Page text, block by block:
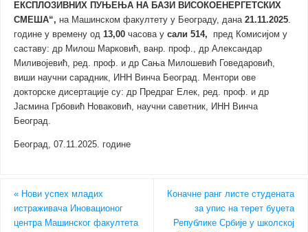
ЕКСПЛОЗИВНИХ ПУЊЕЊА НА БАЗИ ВИСОКОЕНЕРГЕТСКИХ
СМЕША“, на Машинском факултету у Београду, дана 21.11.2025.
године у времену од 13,00часова у сали 514,
пред Комисијом у
саставу: др Милош Марковић, ванр. проф., др Александар
Миливојевић, ред. проф. и др Сања Милошевић Говедаровић,
виши научни сарадник, ИНН Винча Београд. Ментори ове
докторске дисертације су: др Предраг Елек, ред. проф. и др
Јасмина Грбовић Новаковић, научни саветник, ИНН Винча
Београд.
Београд, 07.11.2025. године
«Нови успех младих
истраживача Иновационог
центра Машинског факултета
Коначне ранг листe студената
за упис на терет буџета
Републике Србије у школској